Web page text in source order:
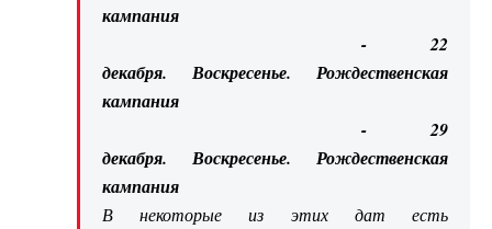
кампания
- 22
декабря. Воскресенье. Рождественская
кампания
- 29
декабря. Воскресенье. Рождественская
кампания
В некоторые из этих дат есть